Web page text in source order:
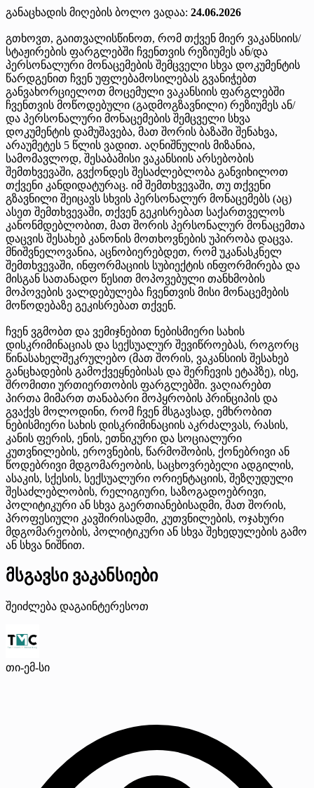
განაცხადის მიღების ბოლო ვადაა: 24.06.2026
გთხოვთ, გაითვალისწინოთ, რომ თქვენ მიერ ვაკანსიის/
სტაჟირების ფარგლებში ჩვენთვის რეზიუმეს ან/და
პერსონალური მონაცემების შემცველი სხვა დოკუმენტის
წარდგენით ჩვენ უფლებამოსილებას გვანიჭებთ
განვახორციელოთ მოცემული ვაკანსიის ფარგლებში
ჩვენთვის მოწოდებული (გადმოგზავნილი) რეზიუმეს ან/
და პერსონალური მონაცემების შემცველი სხვა
დოკუმენტის დამუშავება, მათ შორის ბაზაში შენახვა,
არაუმეტეს 5 წლის ვადით. აღნიშნულის მიზანია,
სამომავლოდ, შესაბამისი ვაკანსიის არსებობის
შემთხვევაში, გვქონდეს შესაძლებლობა განვიხილოთ
თქვენი კანდიდატურაც. იმ შემთხვევაში, თუ თქვენი
გზავნილი შეიცავს სხვის პერსონალურ მონაცემებს (აც)
ასეთ შემთხვევაში, თქვენ გეკისრებათ საქართველოს
კანონმდებლობით, მათ შორის პერსონალურ მონაცემთა
დაცვის შესახებ კანონის მოთხოვნების უპირობა დაცვა.
მნიშვნელოვანია, აცნობიერებდეთ, რომ უკანასკნელ
შემთხვევაში, ინფორმაციის სუბიექტის ინფორმირება და
მისგან სათანადო წესით მოპოვებული თანხმობის
მოპოვების ვალდებულება ჩვენთვის მისი მონაცემების
მოწოდებაზე გეკისრებათ თქვენ.
ჩვენ ვგმობთ და ვემიჯნებით ნებისმიერი სახის
დისკრიმინაციას და სექსუალურ შევიწროებას, როგორც
წინასახელშეკრულებო (მათ შორის, ვაკანსიის შესახებ
განცხადების გამოქვეყნებისას და შერჩევის ეტაპზე), ისე,
შრომითი ურთიერთობის ფარგლებში. ვაღიარებთ
პირთა მიმართ თანაბარი მოპყრობის პრინციპის და
გვაქვს მოლოდინი, რომ ჩვენ მსგავსად, ემხრობით
ნებისმიერი სახის დისკრიმინაციის აკრძალვას, რასის,
კანის ფერის, ენის, ეთნიკური და სოციალური
კუთვნილების, ეროვნების, წარმოშობის, ქონებრივი ან
წოდებრივი მდგომარეობის, საცხოვრებელი ადგილის,
ასაკის, სქესის, სექსუალური ორიენტაციის, შეზღუდული
შესაძლებლობის, რელიგიური, საზოგადოებრივი,
პოლიტიკური ან სხვა გაერთიანებისადმი, მათ შორის,
პროფესიული კავშირისადმი, კუთვნილების, ოჯახური
მდგომარეობის, პოლიტიკური ან სხვა შეხედულების გამო
ან სხვა ნიშნით.
მსგავსი ვაკანსიები
შეიძლება დაგაინტერესოთ
თი-ემ-სი